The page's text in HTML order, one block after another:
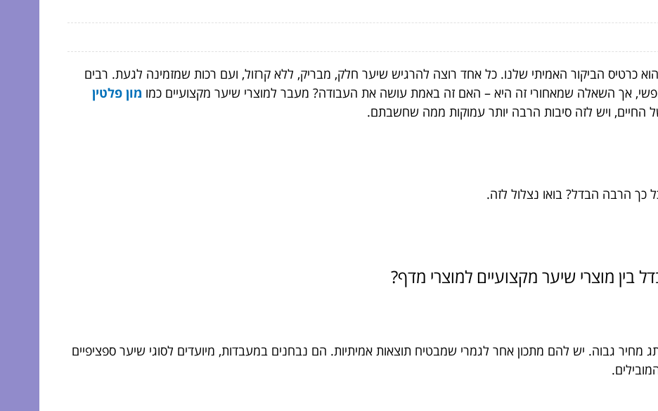
כרטיס הביקור האמיתי שלנו. כל אחד רוצה להרגיש שיער חלק, מבריק, ללא קרזול, ועם רכות שמזמינה לגעת. רבים
אך השאלה שמאחורי זה היא – האם זה באמת עושה את העבודה? מעבר למוצרי שיער מקצועיים כמו מון פלטין
החיים, ויש לזה סיבות הרבה יותר עמוקות ממה שחשבתם.
כך הרבה הבדל? בואו נצלול לזה.
בין מוצרי שיער מקצועיים למוצרי מדף?
מחיר גבוה. יש להם מתכון אחר לגמרי שמבטיח תוצאות אמיתיות. הם נבחנים במעבדות, מיועדים לסוגי שיער ספציפיים